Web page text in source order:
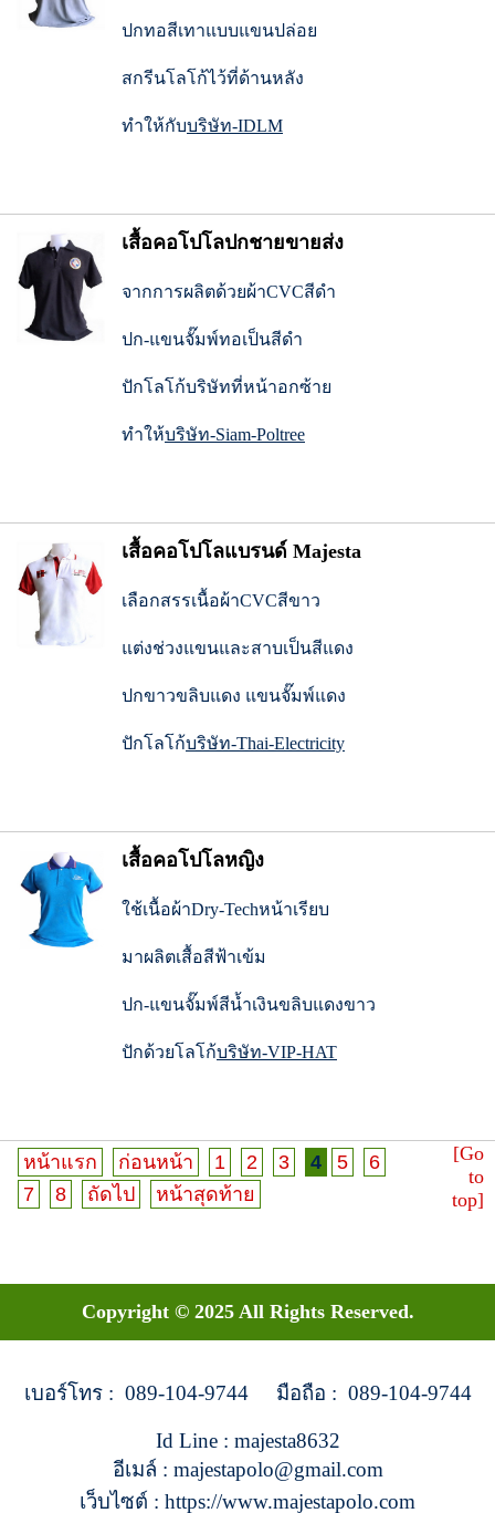
ปกทอสีเทาแบบแขนปล่อย
สกรีนโลโก้ไว้ที่ด้านหลัง
ทำให้กับบริษัท-IDLM
เสื้อคอโปโลปกชายขายส่ง
จากการผลิตด้วยผ้าCVCสีดำ
ปก-แขนจั๊มพ์ทอเป็นสีดำ
ปักโลโก้บริษัทที่หน้าอกซ้าย
ทำให้บริษัท-Siam-Poltree
เสื้อคอโปโลแบรนด์ Majesta
เลือกสรรเนื้อผ้าCVCสีขาว
แต่งช่วงแขนและสาบเป็นสีแดง
ปกขาวขลิบแดง แขนจั๊มพ์แดง
ปักโลโก้บริษัท-Thai-Electricity
เสื้อคอโปโลหญิง
ใช้เนื้อผ้าDry-Techหน้าเรียบ
มาผลิตเสื้อสีฟ้าเข้ม
ปก-แขนจั๊มพ์สีน้ำเงินขลิบแดงขาว
ปักด้วยโลโก้บริษัท-VIP-HAT
หน้าแรก ก่อนหน้า 1 2 3 4 5
6
7
8 ถัดไป หน้าสุดท้าย
[Go
to
top]
Copyright © 2025 All Rights Reserved.
เบอร์โทร : 089-104-9744 มือถือ : 089-104-9744
Id Line : majesta8632
อีเมล์ : majestapolo@gmail.com
เว็บไซต์ : https://www.majestapolo.com